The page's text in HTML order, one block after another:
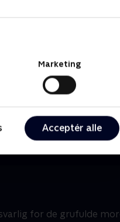
Marketing
Acceptér alle
& Spænding • 1 sæsoner
for de grufulde